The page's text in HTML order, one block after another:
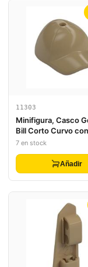
11303
Minifigura, Casco
Bill Corto Curvo con
Costuras y Agujero
7 en stock
Añadir